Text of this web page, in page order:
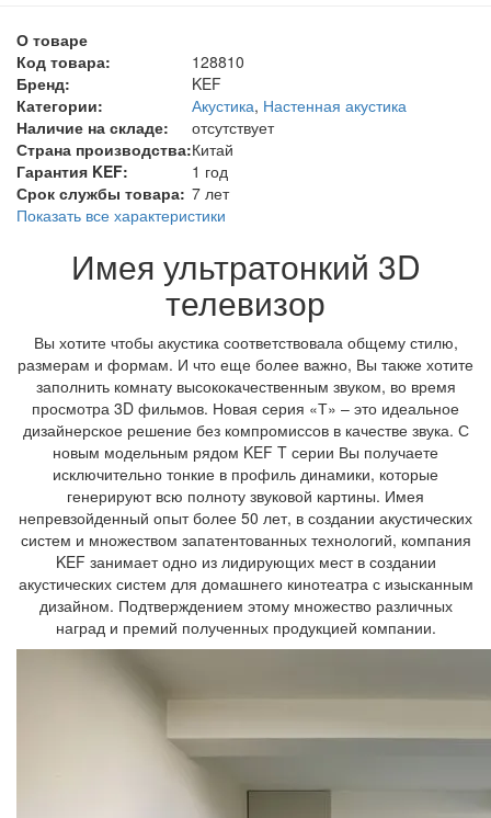
О товаре
Код товара:
128810
Бренд:
KEF
Категории:
Акустика, Настенная акустика
Наличие на складе:
отсутствует
Страна производства:Китай
Гарантия KEF:
1 год
Срок службы товара: 7 лет
Показать все характеристики
Имея ультратонкий 3D
телевизор
Вы хотите чтобы акустика соответствовала общему стилю,
размерам и формам. И что еще более важно, Вы также хотите
заполнить комнату высококачественным звуком, во время
просмотра 3D фильмов. Новая серия «Т» – это идеальное
дизайнерское решение без компромиссов в качестве звука. С
новым модельным рядом KEF T серии Вы получаете
исключительно тонкие в профиль динамики, которые
генерируют всю полноту звуковой картины. Имея
непревзойденный опыт более 50 лет, в создании акустических
систем и множеством запатентованных технологий, компания
KEF занимает одно из лидирующих мест в создании
акустических систем для домашнего кинотеатра с изысканным
дизайном. Подтверждением этому множество различных
наград и премий полученных продукцией компании.